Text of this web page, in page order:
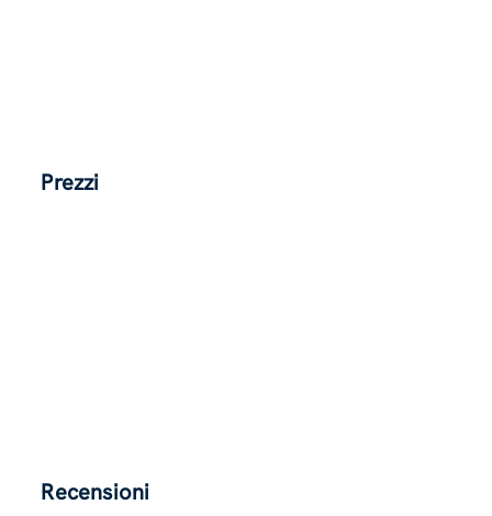
Prezzi
Recensioni